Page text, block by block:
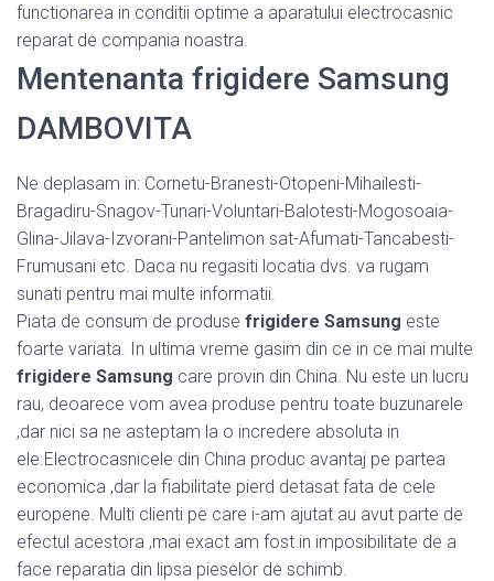
functionarea in conditii optime a aparatului electrocasnic
reparat de compania noastra.
Mentenanta frigidere Samsung
DAMBOVITA
Ne deplasam in: Cornetu-Branesti-Otopeni-Mihailesti-
Bragadiru-Snagov-Tunari-Voluntari-Balotesti-Mogosoaia-
Glina-Jilava-Izvorani-Pantelimon sat-Afumati-Tancabesti-
Frumusani etc. Daca nu regasiti locatia dvs. va rugam
sunati pentru mai multe informatii.
Piata de consum de produse frigidere Samsung este
foarte variata. In ultima vreme gasim din ce in ce mai multe
frigidere Samsung care provin din China. Nu este un lucru
rau, deoarece vom avea produse pentru toate buzunarele
,dar nici sa ne asteptam la o incredere absoluta in
ele.Electrocasnicele din China produc avantaj pe partea
economica ,dar la fiabilitate pierd detasat fata de cele
europene. Multi clienti pe care i-am ajutat au avut parte de
efectul acestora ,mai exact am fost in imposibilitate de a
face reparatia din lipsa pieselor de schimb.